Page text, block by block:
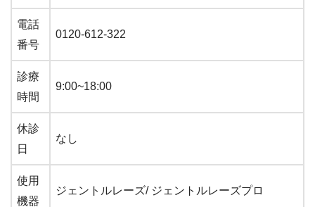
電話
番号
0120-612-322
診療
時間
9:00~18:00
休診
日
なし
使用
機器
ジェントルレーズ/ ジェントルレーズプロ